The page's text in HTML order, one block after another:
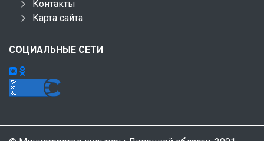
Контакты
Карта сайта
СОЦИАЛЬНЫЕ СЕТИ